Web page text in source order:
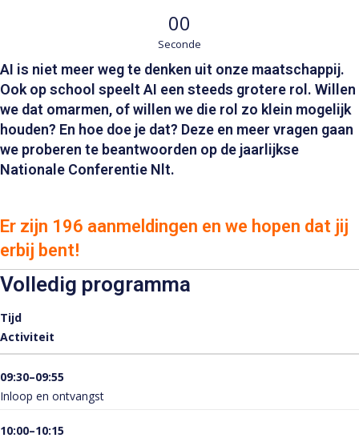
00
Seconde
AI is niet meer weg te denken uit onze maatschappij.
Ook op school speelt AI een steeds grotere rol. Willen
we dat omarmen, of willen we die rol zo klein mogelijk
houden? En hoe doe je dat? Deze en meer vragen gaan
we proberen te beantwoorden op de jaarlijkse
Nationale Conferentie Nlt.
Er zijn 196 aanmeldingen en we hopen dat jij
erbij bent!
Volledig programma
Tijd
Activiteit
09:30–09:55
Inloop en ontvangst
10:00–10:15